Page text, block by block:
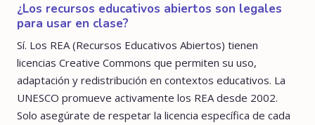
¿Los recursos educativos abiertos son legales
para usar en clase?
Sí. Los REA (Recursos Educativos Abiertos) tienen
licencias Creative Commons que permiten su uso,
adaptación y redistribución en contextos educativos. La
UNESCO promueve activamente los REA desde 2002.
Solo asegúrate de respetar la licencia específica de cada